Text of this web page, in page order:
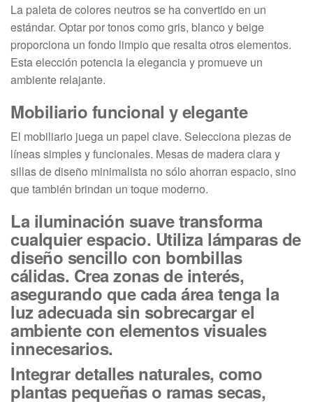
La paleta de colores neutros se ha convertido en un
estándar. Optar por tonos como gris, blanco y beige
proporciona un fondo limpio que resalta otros elementos.
Esta elección potencia la elegancia y promueve un
ambiente relajante.
Mobiliario funcional y elegante
El mobiliario juega un papel clave. Selecciona piezas de
líneas simples y funcionales. Mesas de madera clara y
sillas de diseño minimalista no sólo ahorran espacio, sino
que también brindan un toque moderno.
La iluminación suave transforma
cualquier espacio. Utiliza lámparas de
diseño sencillo con bombillas
cálidas. Crea zonas de interés,
asegurando que cada área tenga la
luz adecuada sin sobrecargar el
ambiente con elementos visuales
innecesarios.
Integrar detalles naturales, como
plantas pequeñas o ramas secas,